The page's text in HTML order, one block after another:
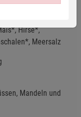
Hirse*,
Meersalz
Mandeln und